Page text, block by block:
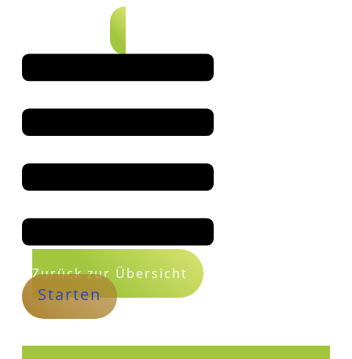
Zurück zur Übersicht
Starten